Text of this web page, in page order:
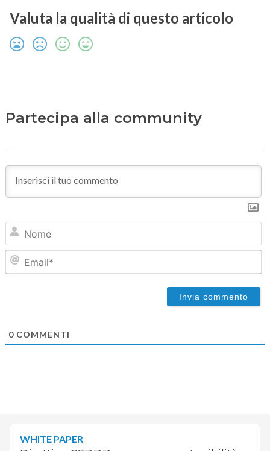
Valuta la qualità di questo articolo
Partecipa alla community
0COMMENTI
WHITE PAPER